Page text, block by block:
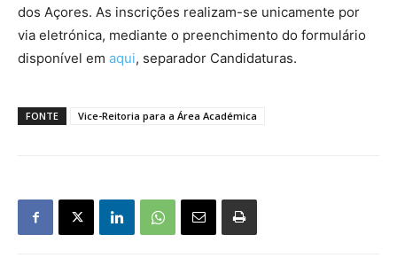
dos Açores. As inscrições realizam-se unicamente por
via eletrónica, mediante o preenchimento do formulário
disponível em aqui, separador Candidaturas.
FONTE Vice-Reitoria para a Área Académica